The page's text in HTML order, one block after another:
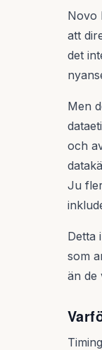
Novo
att
det
Men
och
Ju
Detta
som
än de